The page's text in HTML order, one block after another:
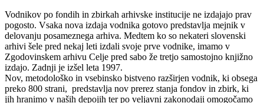
Vodnikov po fondih in zbirkah arhivske institucije ne izdajajo prav
pogosto. Vsaka nova izdaja vodnika gotovo predstavlja mejnik v
delovanju posameznega arhiva. Medtem ko so nekateri slovenski
arhivi šele pred nekaj leti izdali svoje prve vodnike, imamo v
Zgodovinskem arhivu Celje pred sabo že tretjo samostojno knjižno
izdajo. Zadnji je izšel leta 1997.
Nov, metodološko in vsebinsko bistveno razširjen vodnik, ki obsega
preko 800 strani, predstavlja nov prerez stanja fondov in zbirk, ki
jih hranimo v naših depojih ter po veljavni zakonodaji omogočamo